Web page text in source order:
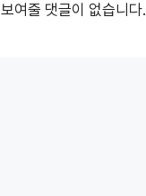
보여줄 댓글이 없습니다.